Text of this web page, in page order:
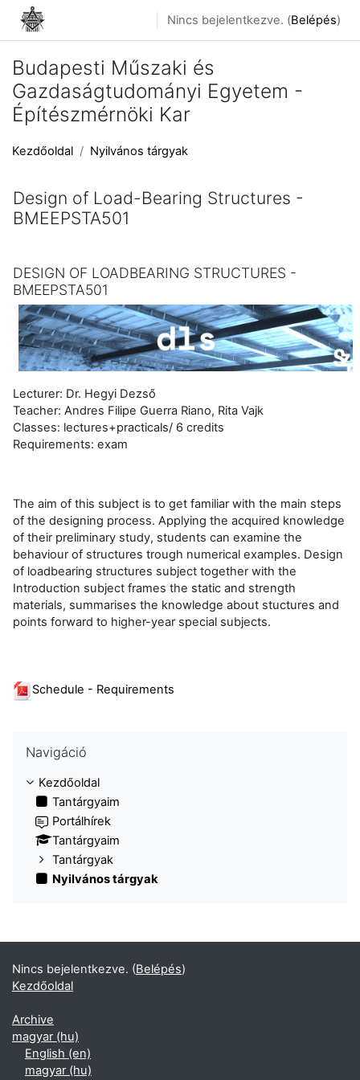
Tovább a fő tartalomhoz
Nincs bejelentkezve. (Belépés)
Budapesti Műszaki és
Gazdaságtudományi Egyetem -
Építészmérnöki Kar
Kezdőoldal Nyilvános tárgyak
Design of Load-Bearing Structures -
BMEEPSTA501
DESIGN OF LOADBEARING STRUCTURES -
BMEEPSTA501
Lecturer: Dr. Hegyi Dezső
Teacher: Andres Filipe Guerra Riano, Rita Vajk
Classes: lectures+practicals/ 6 credits
Requirements: exam
The aim of this subject is to get familiar with the main steps
of the designing process. Applying the acquired knowledge
of their preliminary study, students can examine the
behaviour of structures trough numerical examples. Design
of loadbearing structures subject together with the
Introduction subject frames the static and strength
materials, summarises the knowledge about stuctures and
points forward to higher-year special subjects.
Schedule - Requirements
Navigáció
Kezdőoldal
Tantárgyaim
Portálhírek
Tantárgyaim
Tantárgyak
Nyilvános tárgyak
Nincs bejelentkezve. (Belépés)
Kezdőoldal
Archive
magyar ‎(hu)‎
English ‎(en)‎
magyar ‎(hu)‎